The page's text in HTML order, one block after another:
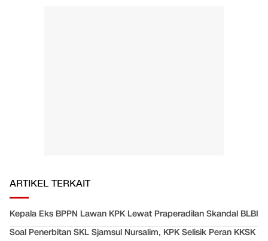
ARTIKEL TERKAIT
Kepala Eks BPPN Lawan KPK Lewat Praperadilan Skandal BLBI
Soal Penerbitan SKL Sjamsul Nursalim, KPK Selisik Peran KKSK